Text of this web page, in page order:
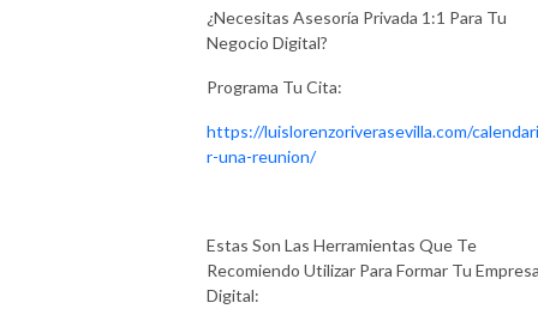
¿Necesitas Asesoría Privada 1:1 Para Tu
Negocio Digital?
Programa Tu Cita:
https://luislorenzoriverasevilla.com/
r-una-reunion/
Estas Son Las Herramientas Que Te
Recomiendo Utilizar Para Formar Tu
Digital: